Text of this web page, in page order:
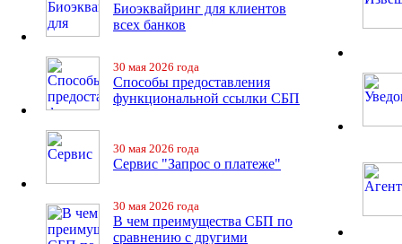
Биоэквайринг для клиентов
всех банков
30 мая 2026 года
Способы предоставления
функциональной ссылки СБП
30 мая 2026 года
Сервис "Запрос о платеже"
30 мая 2026 года
В чем преимущества СБП по
сравнению с другими